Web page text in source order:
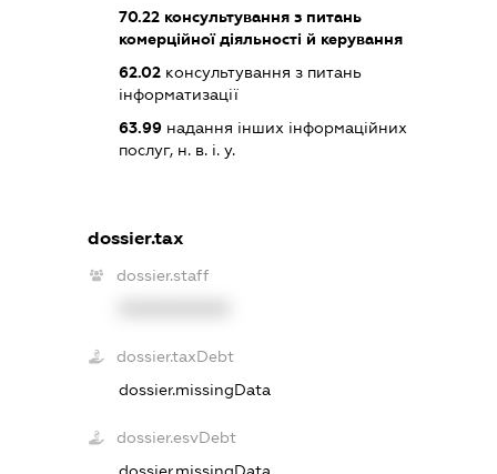
70.22консультування з питань
комерційної діяльності й керування
62.02консультування з питань
інформатизації
63.99надання інших інформаційних
послуг, н. в. і. у.
dossier.tax
dossier.staff
dossier.taxDebt
dossier.missingData
dossier.esvDebt